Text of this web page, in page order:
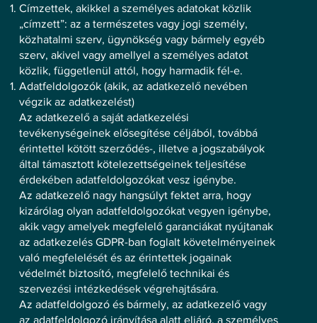
Címzettek, akikkel a személyes adatokat közlik
„címzett”: az a természetes vagy jogi személy,
közhatalmi szerv, ügynökség vagy bármely egyéb
szerv, akivel vagy amellyel a személyes adatot
közlik, függetlenül attól, hogy harmadik fél-e.
Adatfeldolgozók (akik, az adatkezelő nevében
végzik az adatkezelést)
Az adatkezelő a saját adatkezelési
tevékenységeinek elősegítése céljából, továbbá
érintettel kötött szerződés-, illetve a jogszabályok
által támasztott kötelezettségeinek teljesítése
érdekében adatfeldolgozókat vesz igénybe.
Az adatkezelő nagy hangsúlyt fektet arra, hogy
kizárólag olyan adatfeldolgozókat vegyen igénybe,
akik vagy amelyek megfelelő garanciákat nyújtanak
az adatkezelés GDPR-ban foglalt követelményeinek
való megfelelését és az érintettek jogainak
védelmét biztosító, megfelelő technikai és
szervezési intézkedések végrehajtására.
Az adatfeldolgozó és bármely, az adatkezelő vagy
az adatfeldolgozó irányítása alatt eljáró, a személyes